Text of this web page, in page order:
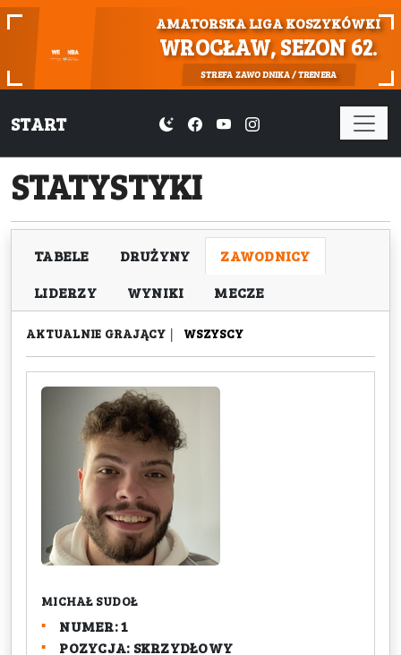
AMATORSKA LIGA KOSZYKÓWKI
WROCŁAW, SEZON 62.
STREFA ZAWODNIKA / TRENERA
START
STATYSTYKI
TABELE DRUŻYNY
ZAWODNICY
LIDERZY
WYNIKI MECZE
AKTUALNIE GRAJĄCY | WSZYSCY
MICHAŁ SUDOŁ
NUMER: 1
POZYCJA: SKRZYDŁOWY